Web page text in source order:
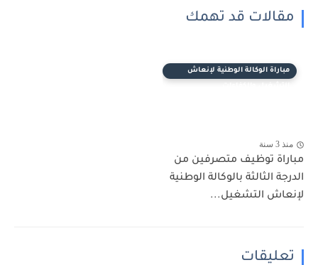
مقالات قد تهمك
مباراة الوكالة الوطنية لإنعاش
منذ 3 سنة
مباراة توظيف متصرفين من
الدرجة الثالثة بالوكالة الوطنية
لإنعاش التشغيل...
تعليقات